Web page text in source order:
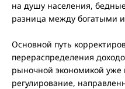
на душу населения,
разница между богатыми
Основной путь
перераспределения
рыночной экономикой уже
регулирование,